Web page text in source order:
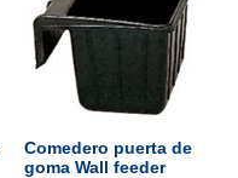
Comedero puerta de
goma Wall feeder